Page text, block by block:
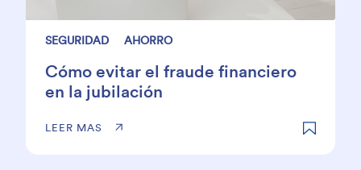
SEGURIDAD AHORRO
Cómo evitar el fraude financiero
en la jubilación
LEER MAS